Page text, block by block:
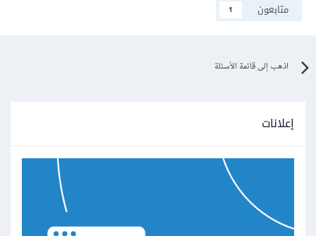
متابعون
1
اذهب إلى قائمة الأسئلة
إعلانات